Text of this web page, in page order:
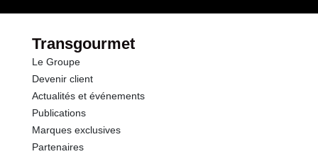
Transgourmet
Le Groupe
Devenir client
Actualités et événements
Publications
Marques exclusives
Partenaires